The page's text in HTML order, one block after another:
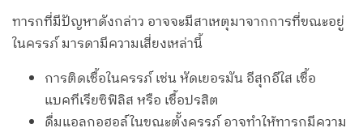
ทารกที่มีปัญหาดังกล่าว อาจจะมีสาเหตุมาจากการที่ขณะอยู่
ในครรภ์ มารดามีความเสี่ยงเหล่านี้
การติดเชื้อในครรภ์ เช่น หัดเยอรมัน อีสุกอีใส เชื้อ
แบคทีเรียซิฟิลิส หรือ เชื้อปรสิต
ดื่มแอลกอฮอล์ในขณะตั้งครรภ์ อาจทำให้ทารกมีความ